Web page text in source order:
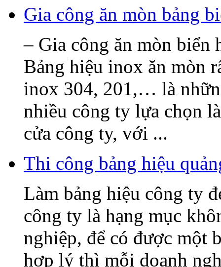
Gia công ăn mòn bảng
– Gia công ăn mòn biển
Bảng hiệu inox ăn mòn
inox 304, 201,… là
nhiều công ty lựa chọn
cửa công ty, với ...
Thi công bảng hiệu
Làm bảng hiệu công ty
công ty là hạng mục
nghiệp, để có được một
hợp lý thì mỗi doanh